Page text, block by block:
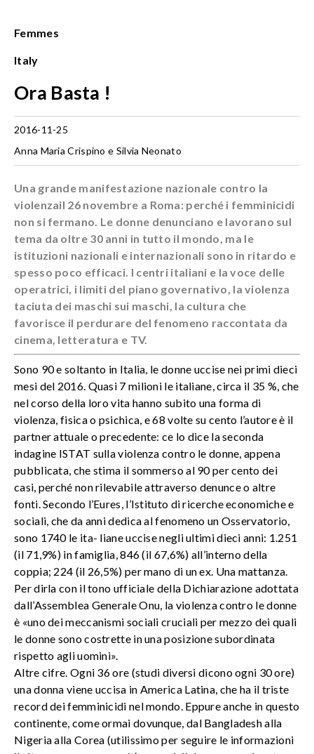
Femmes
Italy
Ora Basta !
2016-11-25
Anna Maria Crispino e Silvia Neonato
Una grande manifestazione nazionale contro la
violenzail 26 novembre a Roma: perché i femminicidi
non si fermano. Le donne denunciano e lavorano sul
tema da oltre 30 anni in tutto il mondo, ma le
istituzioni nazionali e internazionali sono in ritardo e
spesso poco efficaci. I centri italiani e la voce delle
operatrici, i limiti del piano governativo, la violenza
taciuta dei maschi sui maschi, la cultura che
favorisce il perdurare del fenomeno raccontata da
cinema, letteratura e TV.
Sono 90 e soltanto in Italia, le donne uccise nei primi dieci
mesi del 2016. Quasi 7 milioni le italiane, circa il 35 %, che
nel corso della loro vita hanno subito una forma di
violenza, fisica o psichica, e 68 volte su cento l’autore è il
partner attuale o precedente: ce lo dice la seconda
indagine ISTAT sulla violenza contro le donne, appena
pubblicata, che stima il sommerso al 90 per cento dei
casi, perché non rilevabile attraverso denunce o altre
fonti. Secondo l’Eures, l’Istituto di ricerche economiche e
sociali, che da anni dedica al fenomeno un Osservatorio,
sono 1740 le ita- liane uccise negli ultimi dieci anni: 1.251
(il 71,9%) in famiglia, 846 (il 67,6%) all’interno della
coppia; 224 (il 26,5%) per mano di un ex. Una mattanza.
Per dirla con il tono ufficiale della Dichiarazione adottata
dall’Assemblea Generale Onu, la violenza contro le donne
è «uno dei meccanismi sociali cruciali per mezzo dei quali
le donne sono costrette in una posizione subordinata
rispetto agli uomini».
Altre cifre. Ogni 36 ore (studi diversi dicono ogni 30 ore)
una donna viene uccisa in America Latina, che ha il triste
record dei femminicidi nel mondo. Eppure anche in questo
continente, come ormai dovunque, dal Bangladesh alla
Nigeria alla Corea (utilissimo per seguire le informazioni